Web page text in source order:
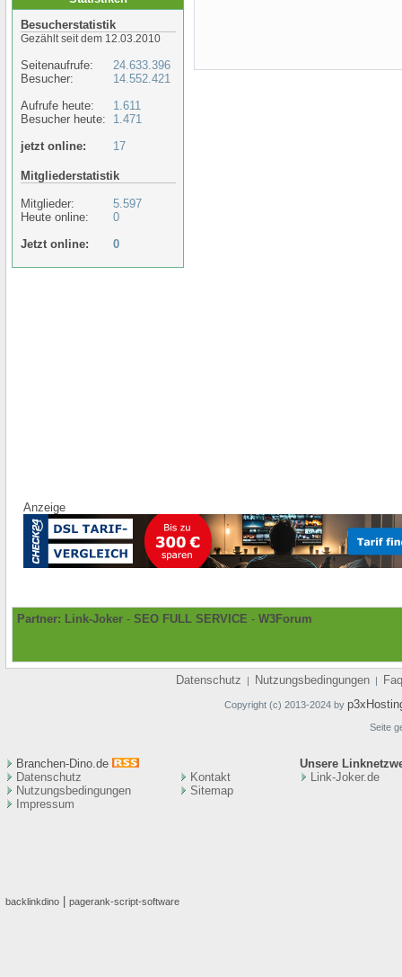
Besucherstatistik
Gezählt seit dem 12.03.2010
Seitenaufrufe:
Besucher:
Aufrufe heute:
Besucher heute:
jetzt online:
24.633.396
14.552.421
1.611
1.471
17
Mitgliederstatistik
Mitglieder:
Heute online:
5.597
0
Jetzt online:
0
Anzeige
Partner: Link-Joker - SEO FULL SERVICE - W3Forum
Datenschutz | Nutzungsbedingungen | Faq
Copyright (c) 2013-2024 by
Seite
Branchen-Dino.de
Unsere
Datenschutz
Nutzungsbedingungen
Impressum
Kontakt
Sitemap
Link-Joker.de
backlinkdino pagerank-script-software